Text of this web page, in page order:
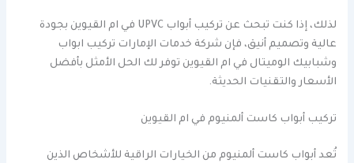
لذلك، إذا كنت تبحث عن تركيب أبواب UPVC في ام القيوين بجودة
عالية وتصميم أنيق، فإن شركة خدمات الإمارات تركيب ابواب
وشبابيك الوميتال في ام القيوين توفر لك الحل الأمثل بأفضل
الأسعار والتقنيات الحديثة.
تركيب أبواب كاست ألمنيوم في ام القيوين
تُعد أبواب كاست ألمنيوم من الخيارات الراقية للأشخاص الذين